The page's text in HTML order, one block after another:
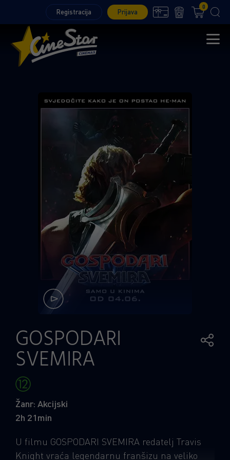
Registracija Prijava
0
GOSPODARI
SVEMIRA
Žanr: Akcijski
2h 21min
U filmu GOSPODARI SVEMIRA redatelj Travis
Knight vraća legendarnu franšizu na veliko